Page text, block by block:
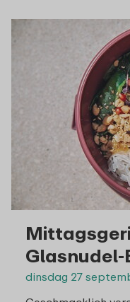
Glasnudel-
dinsdag 27